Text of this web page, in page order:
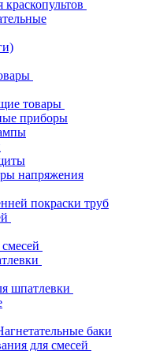
краскопультов
товары
приборы
напряжения
покраски труб
шпатлевки
баки
для смесей